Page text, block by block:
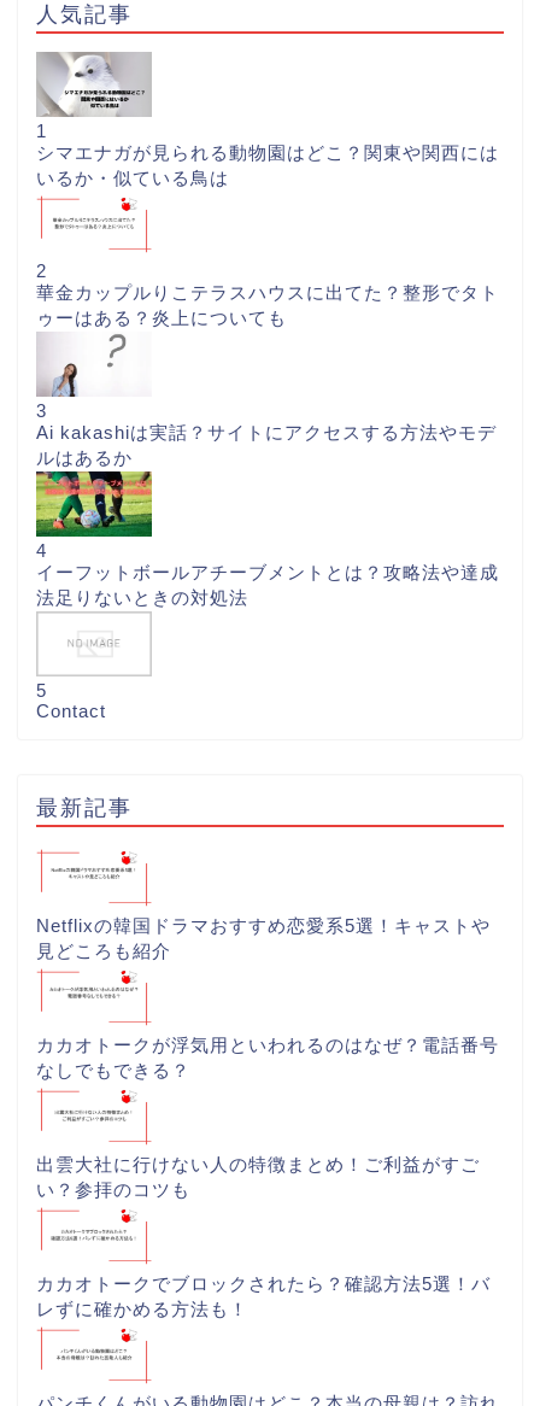
人気記事
1
シマエナガが見られる動物園はどこ？関東や関西には
いるか・似ている鳥は
2
華金カップルりこテラスハウスに出てた？整形でタト
ゥーはある？炎上についても
3
Ai kakashiは実話？サイトにアクセスする方法やモデ
ルはあるか
4
イーフットボールアチーブメントとは？攻略法や達成
法足りないときの対処法
5
Contact
最新記事
Netflixの韓国ドラマおすすめ恋愛系5選！キャストや
見どころも紹介
カカオトークが浮気用といわれるのはなぜ？電話番号
なしでもできる？
出雲大社に行けない人の特徴まとめ！ご利益がすご
い？参拝のコツも
カカオトークでブロックされたら？確認方法5選！バ
レずに確かめる方法も！